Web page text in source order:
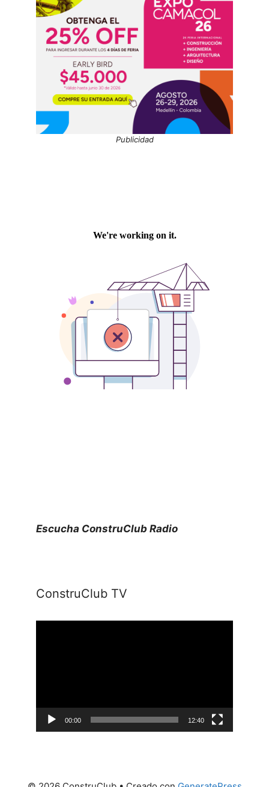
Publicidad
Escucha ConstruClub Radio
ConstruClub TV
00:00 12:40